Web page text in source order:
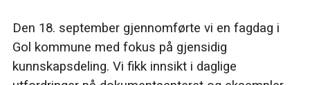
Den 18. september gjennomførte vi en fagdag i
Gol kommune med fokus på gjensidig
kunnskapsdeling. Vi fikk innsikt i daglige